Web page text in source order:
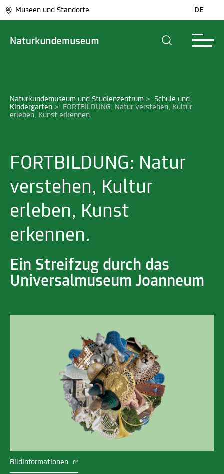
Museen und Standorte DE
Naturkundemuseum und Studienzentrum > Schule und
Kindergarten >
FORTBILDUNG: Natur verstehen, Kultur
erleben, Kunst erkennen.
FORTBILDUNG: Natur
verstehen, Kultur
erleben, Kunst
erkennen.
Ein Streifzug durch das
Universalmuseum Joanneum
Bildinformationen